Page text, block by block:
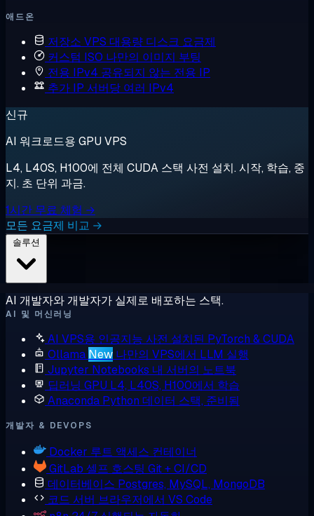
애드온
저장소 VPS 대용량 디스크 요금제
커스텀 ISO 나만의 이미지 부팅
전용 IPv4 공유되지 않는 전용 IP
추가 IP 서버당 여러 IPv4
신규
AI 워크로드용 GPU VPS
L4, L40S, H100에 전체 CUDA 스택 사전 설치. 시작, 학습, 중
지. 초 단위 과금.
1시간 무료 체험 →
모든 요금제 비교 →
AI 개발자와 개발자가 실제로 배포하는 스택.
AI 및 머신러닝
AI VPS용 인공지능 사전 설치된 PyTorch & CUDA
Ollama New 나만의 VPS에서 LLM 실행
Jupyter Notebooks 내 서버의 노트북
딥러닝 GPU L4, L40S, H100에서 학습
Anaconda Python 데이터 스택, 준비됨
개발자 & DEVOPS
Docker 루트 액세스 컨테이너
GitLab 셀프 호스팅 Git + CI/CD
데이터베이스 Postgres, MySQL, MongoDB
코드 서버 브라우저에서 VS Code